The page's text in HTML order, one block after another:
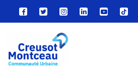
Lien
vers
compte
Facebook
Lien
vers
compte
Twitter
Lien
vers
le
compte
Lien
vers
Lien
vers
Lien
vers